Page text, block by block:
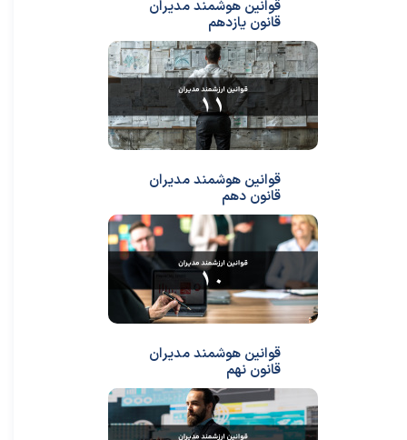
قوانین هوشمند مدیران
قانون یازدهم
قوانین هوشمند مدیران
قانون دهم
قوانین هوشمند مدیران
قانون نهم